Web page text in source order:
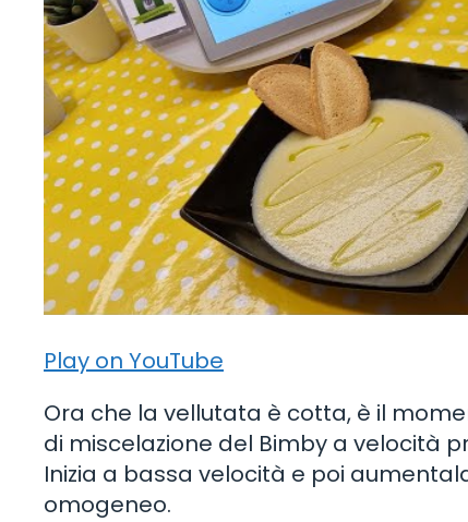
Play on YouTube
Ora che la vellutata è cotta, è il
di miscelazione del Bimby a velocità
Inizia a bassa velocità e poi
omogeneo.